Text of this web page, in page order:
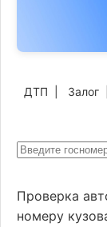
ДТП Залог
Проверка
номеру